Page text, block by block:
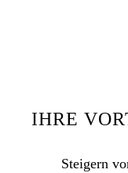
IHRE
Steigern